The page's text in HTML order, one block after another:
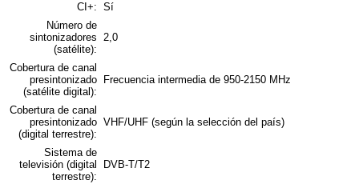
CI+: Sí
Número de
sintonizadores
(satélite):
2,0
Cobertura de canal
presintonizado
(satélite digital):
Frecuencia intermedia de 950-2150 MHz
Cobertura de canal
presintonizado
(digital terrestre):
VHF/UHF (según la selección del país)
Sistema de
televisión (digital
terrestre):
DVB-T/T2